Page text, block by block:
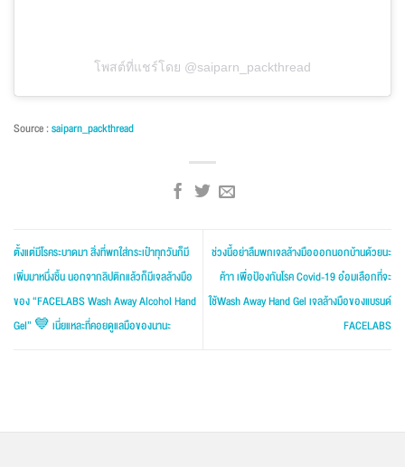
โพสต์ที่แชร์โดย @saiparn_packthread
Source :saiparn_packthread
ตั้งแต่มีโรคระบาดมา สิ่งที่พกใส่กระเป๋าทุกวันก็มี
เพิ่มมาหนึ่งชิ้น นอกจากลิปติกแล้วก็มีเจลล้างมือ
ของ “FACELABS Wash Away Alcohol Hand
Gel” 💙 เนี่ยแหละที่คอยดูแลมือของนานะ
ช่วงนี้อย่าลืมพกเจลล้างมือออกนอกบ้านด้วยนะ
ค้าา เพื่อป้องกันโรค Covid-19 อ๋อมเลือกที่จะ
ใช้Wash Away Hand Gel เจลล้างมือของแบรนด์
FACELABS